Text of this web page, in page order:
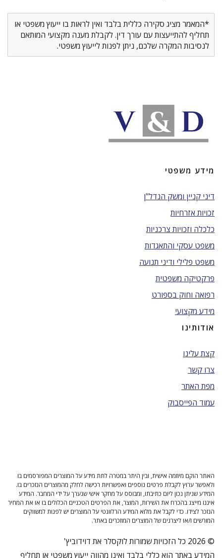
*המאמר מציג סקירה כללית בלבד ואין לראות בו ייעוץ משפטי או
תחליף להתייעצות עם עורך דין. לקבלת מענה מקצועי המותאם
לנסיבות המקרה שלכם, ניתן לפנות לייעוץ משפטי.
מידע משפטי
דיני קניין ומשק הנדל"ן
זכויות אזרחיות
כלכלה וזכויות צרכניות
משפט עסקי והתאגדות
משפט פלילי ודיני תנועה
פרקטיקה משפטית
רפואה וחוק בספורט
מידע מקצועי
אודותינו
קצת עלינו
צרו קשר
מפת האתר
עמוד הפייסבוק
האתר הוקם מיוזמה אישית, ובין היתר במטרה לתת מידע על המוצרים המפורסמים בו
ולאפשר ערוץ לקבלת פרטים נוספים ואפשרויות רכישה לחלק מהמוצרים הנזכרים בו.
המידע שניתן נכון ליום כתיבתו, ומבוסס על מחקר אישי שנערך על ידי המחבר. המידע
איננו מייצג בהכרח את השירות, המוצר, את הפרטים הטכניים הכלולים בו או את המחיר
הנזכר לצידו. כדי לקבל את מלוא המידע הרלוונטי על המוצרים יש לפנות למשווקים
המורשים ו/או ליצרנים של המוצרים המוזכרים באתר.
© 2026 כל הזכויות שמורות לוקסלר את דוידוביץ'
המידע באתר הוא כללי בלבד ואינו מהווה ייעוץ משפטי או תחליף